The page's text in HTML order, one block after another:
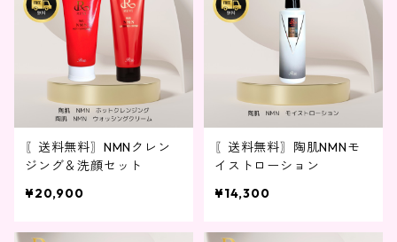
〖送料無料〗NMNクレン
ジング＆洗顔セット
¥20,900
〖送料無料〗陶肌NMNモ
イストローション
¥14,300